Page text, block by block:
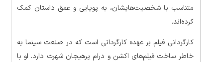
متناسب با شخصیت‌هایشان، به پویایی و عمق داستان کمک
کرده‌اند.
کارگردانی فیلم بر عهده کارگردانی است که در صنعت سینما به
خاطر ساخت فیلم‌های اکشن و درام پرهیجان شهرت دارد. او با